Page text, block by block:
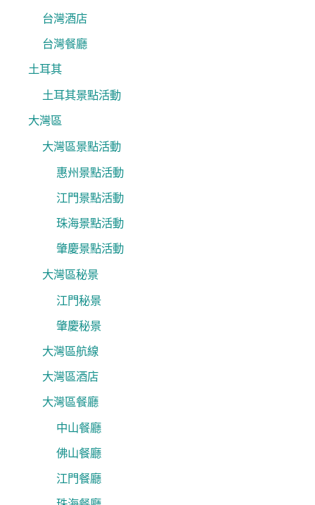
台灣酒店
台灣餐廳
土耳其
土耳其景點活動
大灣區
大灣區景點活動
惠州景點活動
江門景點活動
珠海景點活動
肇慶景點活動
大灣區秘景
江門秘景
肇慶秘景
大灣區航線
大灣區酒店
大灣區餐廳
中山餐廳
佛山餐廳
江門餐廳